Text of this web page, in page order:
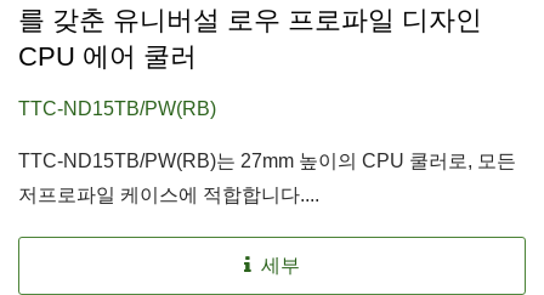
를 갖춘 유니버설 로우 프로파일 디자인
CPU 에어 쿨러
TTC-ND15TB/PW(RB)
TTC-ND15TB/PW(RB)는 27mm 높이의 CPU 쿨러로, 모든
저프로파일 케이스에 적합합니다....
세부